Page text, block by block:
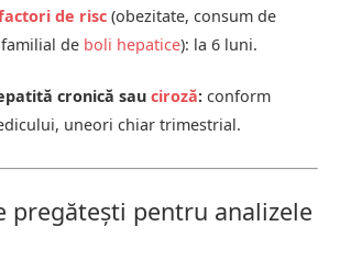
de risc (obezitate, consum de
de boli hepatice): la 6 luni.
cronică sau ciroză: conform
uneori chiar trimestrial.
pregătești pentru analizele